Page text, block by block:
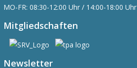
MO-FR: 08:30-12:00 Uhr / 14:00-18:00 Uhr
Mitgliedschaften
Newsletter